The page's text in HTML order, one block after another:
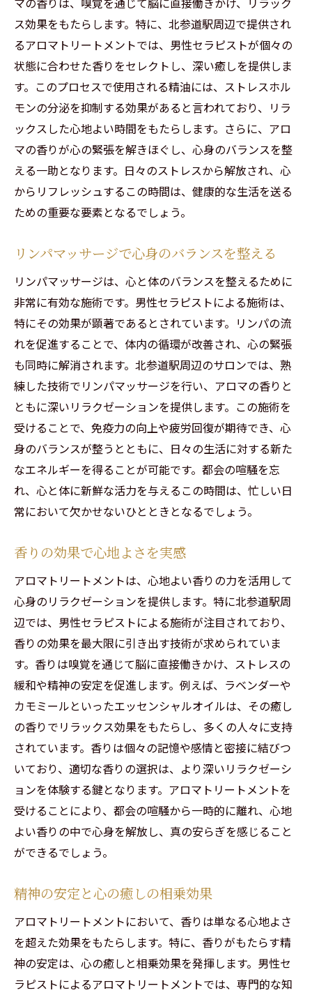
ス効果をもたらします。特に、北参道駅周辺で提供され
るアロマトリートメントでは、男性セラピストが個々の
状態に合わせた香りをセレクトし、深い癒しを提供しま
す。このプロセスで使用される精油には、ストレスホル
モンの分泌を抑制する効果があると言われており、リラ
ックスした心地よい時間をもたらします。さらに、アロ
マの香りが心の緊張を解きほぐし、心身のバランスを整
える一助となります。日々のストレスから解放され、心
からリフレッシュするこの時間は、健康的な生活を送る
ための重要な要素となるでしょう。
リンパマッサージで心身のバランスを整える
リンパマッサージは、心と体のバランスを整えるために
非常に有効な施術です。男性セラピストによる施術は、
特にその効果が顕著であるとされています。リンパの流
れを促進することで、体内の循環が改善され、心の緊張
も同時に解消されます。北参道駅周辺のサロンでは、熟
練した技術でリンパマッサージを行い、アロマの香りと
ともに深いリラクゼーションを提供します。この施術を
受けることで、免疫力の向上や疲労回復が期待でき、心
身のバランスが整うとともに、日々の生活に対する新た
なエネルギーを得ることが可能です。都会の喧騒を忘
れ、心と体に新鮮な活力を与えるこの時間は、忙しい日
常において欠かせないひとときとなるでしょう。
香りの効果で心地よさを実感
アロマトリートメントは、心地よい香りの力を活用して
心身のリラクゼーションを提供します。特に北参道駅周
辺では、男性セラピストによる施術が注目されており、
香りの効果を最大限に引き出す技術が求められていま
す。香りは嗅覚を通じて脳に直接働きかけ、ストレスの
緩和や精神の安定を促進します。例えば、ラベンダーや
カモミールといったエッセンシャルオイルは、その癒し
の香りでリラックス効果をもたらし、多くの人々に支持
されています。香りは個々の記憶や感情と密接に結びつ
いており、適切な香りの選択は、より深いリラクゼーシ
ョンを体験する鍵となります。アロマトリートメントを
受けることにより、都会の喧騒から一時的に離れ、心地
よい香りの中で心身を解放し、真の安らぎを感じること
ができるでしょう。
精神の安定と心の癒しの相乗効果
アロマトリートメントにおいて、香りは単なる心地よさ
を超えた効果をもたらします。特に、香りがもたらす精
神の安定は、心の癒しと相乗効果を発揮します。男性セ
ラピストによるアロマトリートメントでは、専門的な知